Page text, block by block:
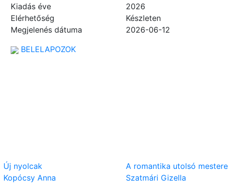
Kiadás éve
2026
Elérhetőség
Készleten
Megjelenés dátuma
2026-06-12
BELELAPOZOK
Új nyolcak
Kopócsy Anna
A romantika utolsó mestere
Szatmári Gizella